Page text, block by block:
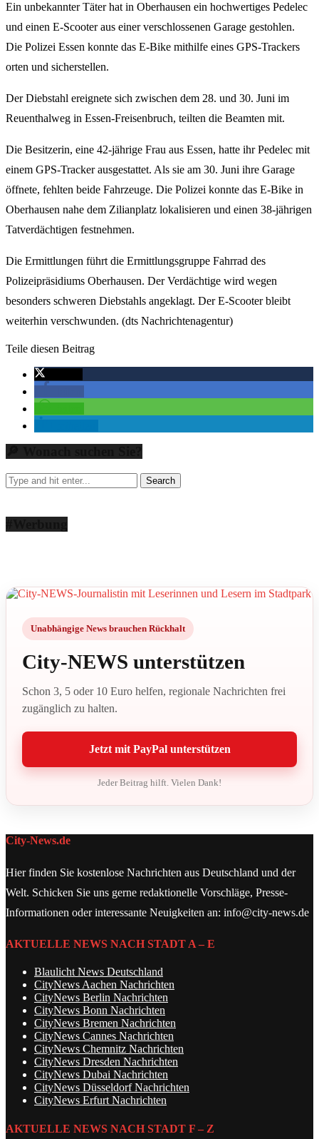
Ein unbekannter Täter hat in Oberhausen ein hochwertiges Pedelec
und einen E-Scooter aus einer verschlossenen Garage gestohlen.
Die Polizei Essen konnte das E-Bike mithilfe eines GPS-Trackers
orten und sicherstellen.
Der Diebstahl ereignete sich zwischen dem 28. und 30. Juni im
Reuenthalweg in Essen-Freisenbruch, teilten die Beamten mit.
Die Besitzerin, eine 42-jährige Frau aus Essen, hatte ihr Pedelec mit
einem GPS-Tracker ausgestattet. Als sie am 30. Juni ihre Garage
öffnete, fehlten beide Fahrzeuge. Die Polizei konnte das E-Bike in
Oberhausen nahe dem Zilianplatz lokalisieren und einen 38-jährigen
Tatverdächtigen festnehmen.
Die Ermittlungen führt die Ermittlungsgruppe Fahrrad des
Polizeipräsidiums Oberhausen. Der Verdächtige wird wegen
besonders schweren Diebstahls angeklagt. Der E-Scooter bleibt
weiterhin verschwunden. (dts Nachrichtenagentur)
Teile diesen Beitrag
Unabhängige News brauchen Rückhalt
City-NEWS unterstützen
Schon 3, 5 oder 10 Euro helfen, regionale Nachrichten frei
zugänglich zu halten.
Jetzt mit PayPal unterstützen
Jeder Beitrag hilft. Vielen Dank!
City-News.de
Hier finden Sie kostenlose Nachrichten aus Deutschland und der
Welt. Schicken Sie uns gerne redaktionelle Vorschläge, Presse-
Informationen oder interessante Neuigkeiten an: info@city-news.de
AKTUELLE NEWS NACH STADT A – E
Blaulicht News Deutschland
CityNews Aachen Nachrichten
CityNews Berlin Nachrichten
CityNews Bonn Nachrichten
CityNews Bremen Nachrichten
CityNews Cannes Nachrichten
CityNews Chemnitz Nachrichten
CityNews Dresden Nachrichten
CityNews Dubai Nachrichten
CityNews Düsseldorf Nachrichten
CityNews Erfurt Nachrichten
AKTUELLE NEWS NACH STADT F – Z